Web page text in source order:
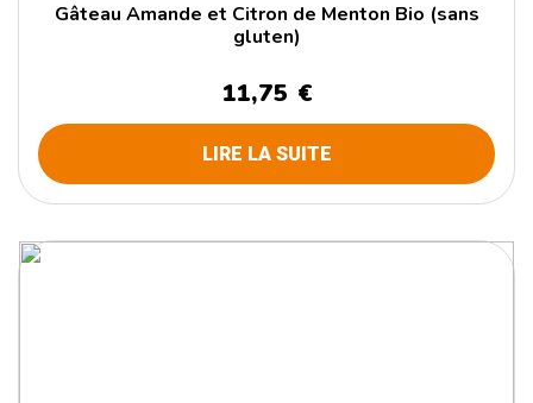
Gâteau Amande et Citron de Menton Bio (sans
gluten)
11,75 €
LIRE LA SUITE